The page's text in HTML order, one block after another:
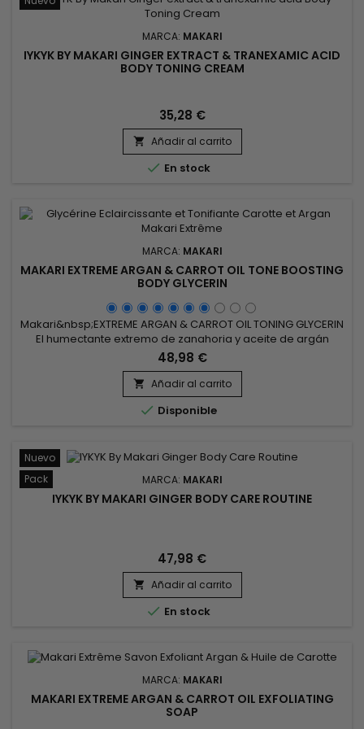
MARCA: MAKARI
IYKYK BY MAKARI GINGER EXTRACT & TRANEXAMIC ACID
BODY TONING CREAM
35,28 €
 Añadir al carrito
 En stock
MARCA: MAKARI
MAKARI EXTREME ARGAN & CARROT OIL TONE BOOSTING
BODY GLYCERIN
Makari&nbsp;EXTREME ARGAN & CARROT OIL TONING GLYCERIN
El humectante extremo de zanahoria y aceite de argán
acondiciona, hidrata, suaviza y rejuvenece la apariencia de
la textura de la piel y ayuda a aclarar las estrías, las
imperfecciones y las manchas, revirtiendo los signos de
daño y brindando a la piel un brillo lustroso. ¡Este es un
producto...
48,98 €
 Añadir al carrito
 Disponible
Nuevo
Pack
MARCA: MAKARI
IYKYK BY MAKARI GINGER BODY CARE ROUTINE
47,98 €
 Añadir al carrito
 En stock
MARCA: MAKARI
MAKARI EXTREME ARGAN & CARROT OIL EXFOLIATING
SOAP